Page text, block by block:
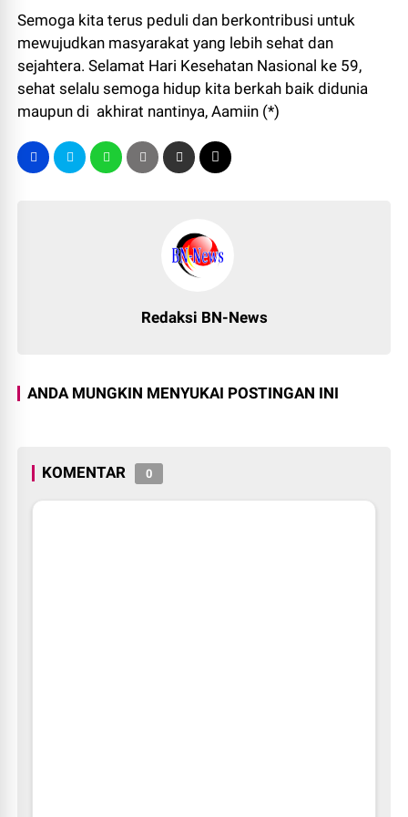
Semoga kita terus peduli dan berkontribusi untuk
mewujudkan masyarakat yang lebih sehat dan
sejahtera. Selamat Hari Kesehatan Nasional ke 59,
sehat selalu semoga hidup kita berkah baik didunia
maupun di akhirat nantinya, Aamiin (*)
Redaksi BN-News
ANDA MUNGKIN MENYUKAI POSTINGAN INI
KOMENTAR 0